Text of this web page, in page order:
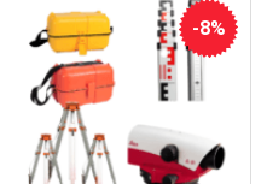
-8%